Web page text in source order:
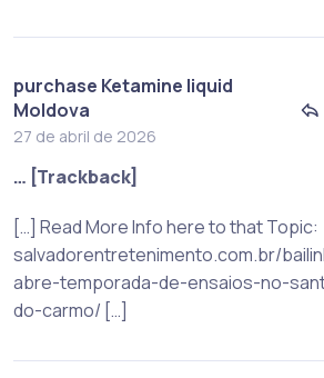
purchase Ketamine liquid
Moldova
27 de abril de 2026
… [Trackback]
[…] Read More Info here to that Topic:
salvadorentretenimento.com.br/
abre-temporada-de-ensaios-no-
do-carmo/ […]